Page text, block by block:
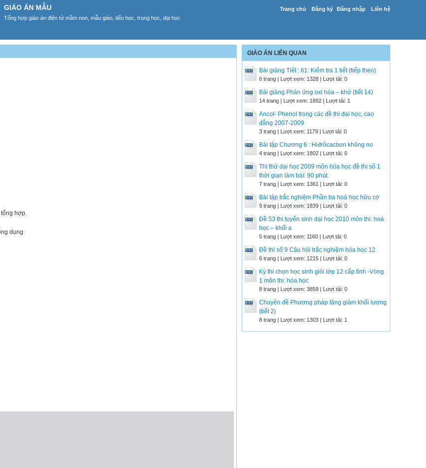
Trang chủ Đăng ký Đăng nhập Liên hệ
GIÁO ÁN MẪU
Tổng hợp giáo án điện tử mầm non, mẫu giáo, tiểu học, trung học, đại học
hợp.
dụng.
GIÁO ÁN LIÊN QUAN
Bài giảng Tiết : 61: Kiểm tra 1 tiết (tiếp theo)
6 trang | Lượt xem: 1328 | Lượt tải: 0
Bài giảng Phản ứng oxi hóa – khử (tiết 14)
14 trang | Lượt xem: 1892 | Lượt tải: 1
Ancol- Phenol trong các đề thi đại học, cao
đẳng 2007-2009
3 trang | Lượt xem: 1179 | Lượt tải: 0
Bài tập Chương 6 : Hiđrôcacbon không no
4 trang | Lượt xem: 1802 | Lượt tải: 0
Thi thử đại học 2009 môn hóa học đề thi số 1
thời gian làm bài: 90 phút
7 trang | Lượt xem: 1361 | Lượt tải: 0
Bài tập trắc nghiệm Phần ba hoá học hữu cơ
9 trang | Lượt xem: 1839 | Lượt tải: 0
Đề 53 thi tuyển sinh đại học 2010 môn thi: hoá
học – khối a
5 trang | Lượt xem: 1160 | Lượt tải: 0
Đề thi số 9 Câu hỏi trắc nghiệm hóa học 12
6 trang | Lượt xem: 1215 | Lượt tải: 0
Kỳ thi chọn học sinh giỏi lớp 12 cấp tỉnh -Vòng
1 môn thi: hóa học
8 trang | Lượt xem: 3859 | Lượt tải: 0
Chuyên đề Phương pháp tăng giảm khối lượng
(tiết 2)
8 trang | Lượt xem: 1303 | Lượt tải: 1